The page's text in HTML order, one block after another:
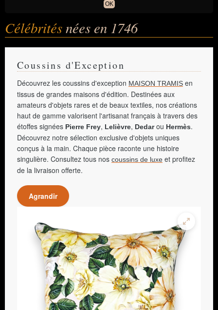
OK
Célébritésnées en 1746
Coussins d'Exception
Découvrez les coussins d'exception MAISON TRAMIS en
tissus de grandes maisons d'édition. Destinées aux
amateurs d'objets rares et de beaux textiles, nos créations
haut de gamme valorisent l'artisanat français à travers des
étoffes signées Pierre Frey, Lelièvre, Dedarou Hermès.
Découvrez notre sélection exclusive d'objets uniques
conçus à la main. Chaque pièce raconte une histoire
singulière. Consultez tous nos coussins de luxe et profitez
de la livraison offerte.
Agrandir